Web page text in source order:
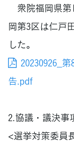
衆院福岡県第
岡第3区は仁戸
した。
20230926_
告.pdf
2.協議・議決事
<選挙対策委員